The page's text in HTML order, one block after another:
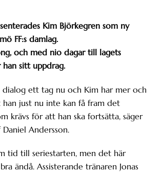
Kim Björkegren som ny
FF:s damlag.
och med nio dagar till lagets
han sitt uppdrag.
dialog ett tag nu och Kim har mer och
just nu inte kan få fram det
krävs för att han ska fortsätta, säger
Daniel Andersson.
tid till seriestarten, men det här
ändå. Assisterande tränaren Jonas